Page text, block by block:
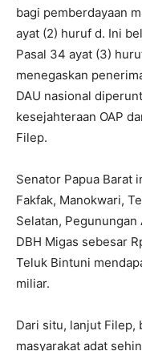
bagi pemberdayaan
ayat (2) huruf d. Ini
Pasal 34 ayat (3)
menegaskan
DAU nasional
kesejahteraan OAP
Filep.
Senator Papua Barat
Fakfak, Manokwari,
Selatan,
DBH Migas sebesar
Teluk Bintuni
miliar.
Dari situ, lanjut Filep,
masyarakat adat